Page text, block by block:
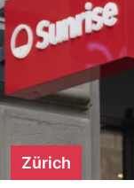
Zürich